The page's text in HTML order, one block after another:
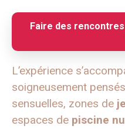
Faire des
L’expérience
soigneusement
sensuelles, zones de
espaces de piscine